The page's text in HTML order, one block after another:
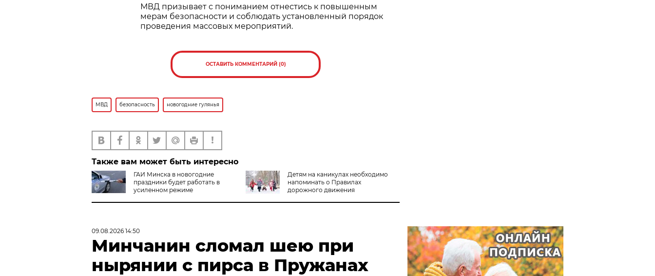
МВД призывает с пониманием отнестись к повышенным
мерам безопасности и соблюдать установленный порядок
проведения массовых мероприятий.
ОСТАВИТЬ КОММЕНТАРИЙ (0)
МВД безопасность новогодние гулянья
Также вам может быть интересно
ГАИ Минска в новогодние
праздники будет работать в
усиленном режиме
Детям на каникулах необходимо
напоминать о Правилах
дорожного движения
09.08.2026 14:50
Минчанин сломал шею при
нырянии с пирса в Пружанах